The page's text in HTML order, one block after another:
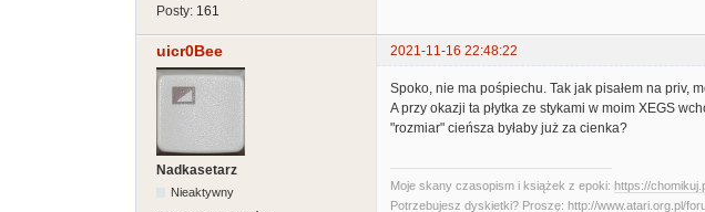
Posty: 161
uicr0Bee 2021-11-16 22:48:22
Nadkasetarz
Nieaktywny
Spoko, nie ma pośpiechu. Tak jak pisałem na priv,
A przy okazji ta płytka ze stykami w moim XEGS
"rozmiar" cieńsza byłaby już za cienka?
Moje skany czasopism i książek z epoki: https://
Potrzebujesz dyskietki? Proszę: http://www.atari.org.pl/